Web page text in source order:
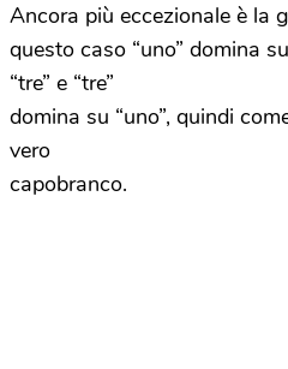
Ancora più eccezionale è la
questo caso “uno” domina
“tre” e “tre”
domina su “uno”, quindi
vero
capobranco.